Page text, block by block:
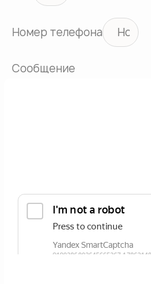
Номер телефона
Сообщение